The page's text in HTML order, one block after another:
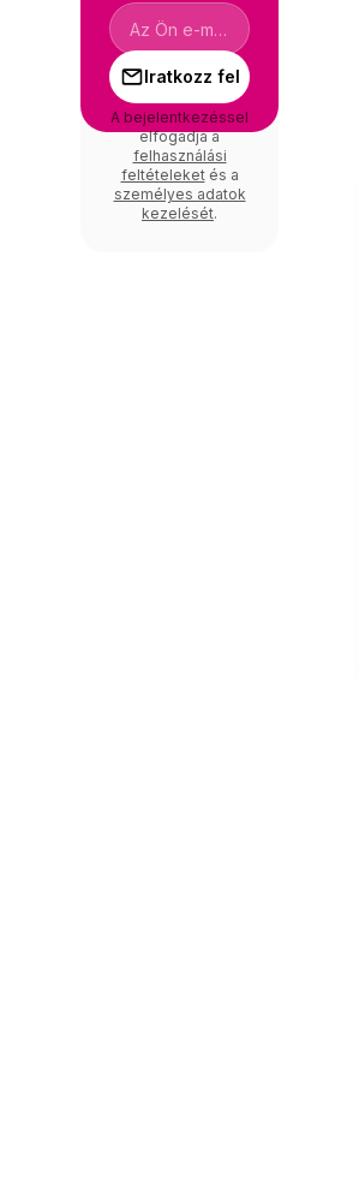
Iratkozz fel
A bejelentkezéssel
elfogadja a
felhasználási
feltételeketés a
személyes adatok
kezelését.